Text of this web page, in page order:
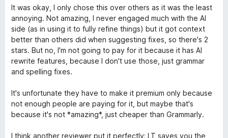
к
а
1
з
5
ц
н
к
а
2
з
It was okay, I only chose this over others as it was the least
annoying. Not amazing, I never engaged much with the AI
side (as in using it to fully refine things) but it got context
better than others did when suggesting fixes, so there's 2
stars. But no, I'm not going to pay for it because it has AI
rewrite features, because I don't use those, just grammar
and spelling fixes.
It's unfortunate they have to make it premium only because
not enough people are paying for it, but maybe that's
because it's not *amazing*, just cheaper than Grammarly.
I think another reviewer put it perfectly; LT saves you the